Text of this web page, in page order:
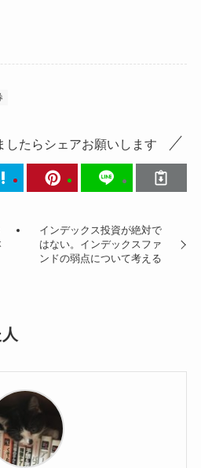
したらシェアお願いします
インデックス投資が絶対で
はない。インデックスファ
ンドの弱点について考える